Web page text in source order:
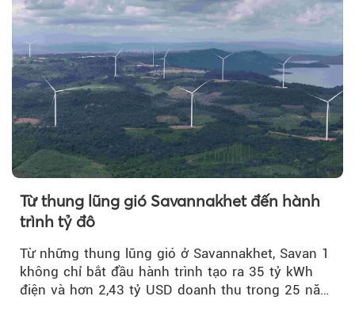
Từ thung lũng gió Savannakhet đến hành
trình tỷ đô
Từ những thung lũng gió ở Savannakhet, Savan 1
không chỉ bắt đầu hành trình tạo ra 35 tỷ kWh
điện và hơn 2,43 tỷ USD doanh thu trong 25 năm